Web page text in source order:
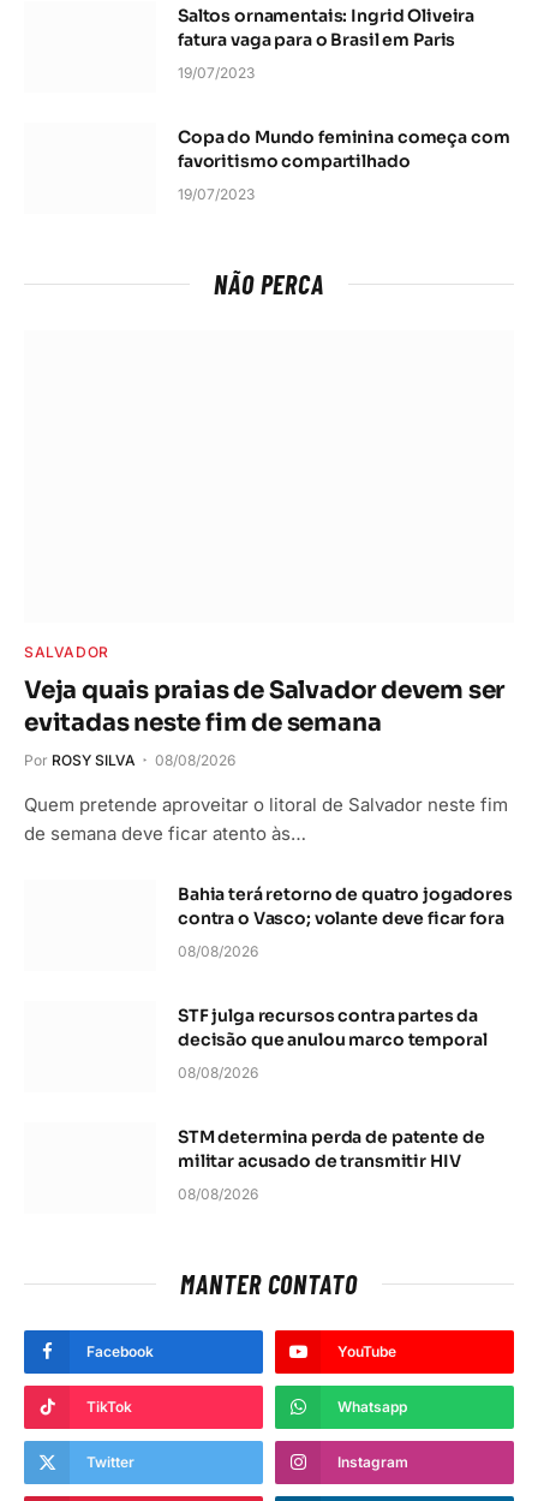
Saltos ornamentais: Ingrid Oliveira
fatura vaga para o Brasil em Paris
19/07/2023
Copa do Mundo feminina começa com
favoritismo compartilhado
19/07/2023
NÃO PERCA
SALVADOR
Veja quais praias de Salvador devem ser
evitadas neste fim de semana
Por ROSY SILVA 08/08/2026
Quem pretende aproveitar o litoral de Salvador neste fim
de semana deve ficar atento às…
Bahia terá retorno de quatro jogadores
contra o Vasco; volante deve ficar fora
08/08/2026
STF julga recursos contra partes da
decisão que anulou marco temporal
08/08/2026
STM determina perda de patente de
militar acusado de transmitir HIV
08/08/2026
MANTER CONTATO
Facebook YouTube
TikTok Whatsapp
Twitter Instagram